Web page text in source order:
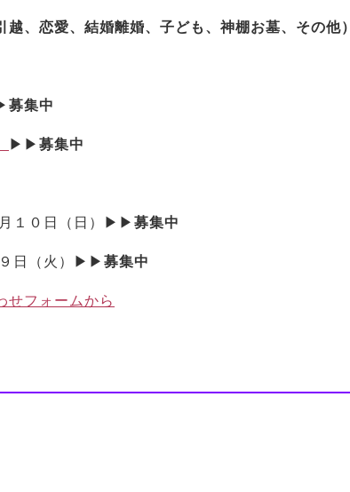
越、恋愛、結婚離婚、子ども、神棚お墓、その他）
募集中
▶▶ 募集中
１０日（日）▶▶ 募集中
９日（火）▶▶ 募集中
せフォームから